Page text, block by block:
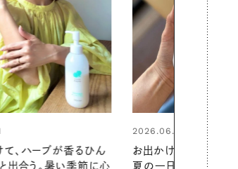
ひと手間で変わる、
ばむ季節を「ごきげ
2026.06.01
暑い夏のナイトルーテ
える夜の爽やかご褒